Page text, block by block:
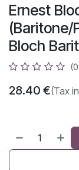
Ernest
(Baritone/
Bloch
28.40 €(Tax